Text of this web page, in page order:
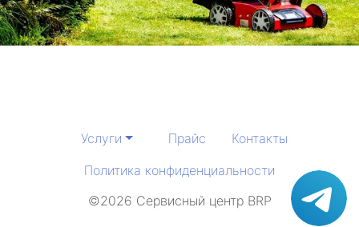
Услуги Прайс
Контакты
Политика конфиденциальности
©2026 Сервисный центр BRP